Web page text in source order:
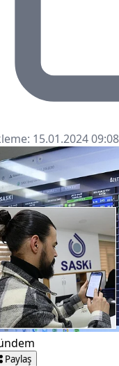
15.01.2024 09:08
Paylaş